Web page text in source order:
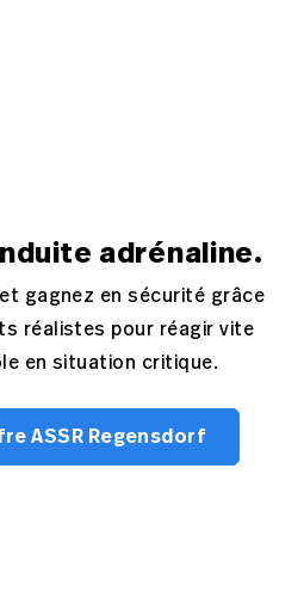
adrénaline.
gagnez en sécurité grâce
réalistes pour réagir vite
en situation critique.
ASSR Regensdorf